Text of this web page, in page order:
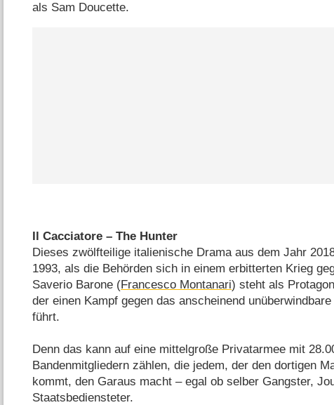
als Sam Doucette.
Il Cacciatore – The Hunter
Dieses zwölfteilige italienische Drama aus dem Jahr
1993, als die Behörden sich in einem erbitterten Krieg
Saverio Barone (Francesco Montanari) steht als
der einen Kampf gegen das anscheinend
führt.
Denn das kann auf eine mittelgroße Privatarmee mit
Bandenmitgliedern zählen, die jedem, der den dortigen
kommt, den Garaus macht – egal ob selber Gangster,
Staatsbediensteter.